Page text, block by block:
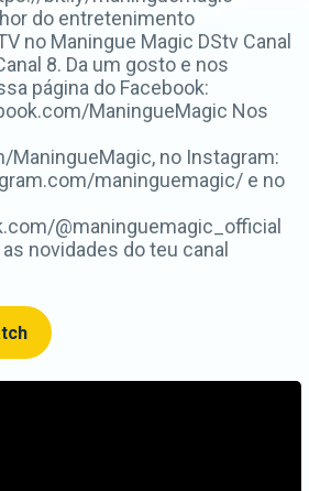
do entretenimento
no Maningue Magic DStv Canal
8. Da um gosto e nos
página do Facebook:
ManingueMagic Nos
no Instagram:
maninguemagic/ e no
@maninguemagic_official
novidades do teu canal